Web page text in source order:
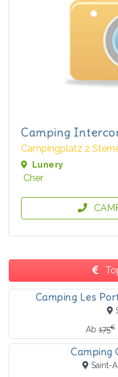
Camping
Campingplatz 2
Lunery
Cher
Camping Les
Ab175€
Camping
Saint-